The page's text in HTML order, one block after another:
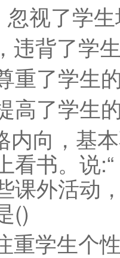
视了学生
背了学生
了学生
了学生
向，基本
看书。说
课外活动
()
学生个